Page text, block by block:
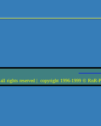
all rights reserved | copyright 1996-1999 © RnR-